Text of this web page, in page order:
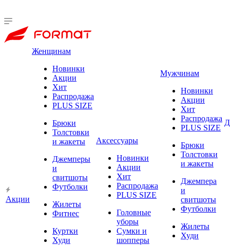
Акции
Женщинам
Новинки
Акции
Хит
Распродажа
PLUS SIZE
Брюки
Толстовки
и жакеты
Джемперы
и
свитшоты
Футболки
Жилеты
Фитнес
Куртки
Худи
Аксессуары
Новинки
Акции
Хит
Распродажа
PLUS SIZE
Головные
уборы
Сумки и
шопперы
Мужчинам
Новинки
Акции
Хит
Распродажа
PLUS SIZE
Брюки
Толстовки
и жакеты
Джемпера
и
свитшоты
Футболки
Жилеты
Худи